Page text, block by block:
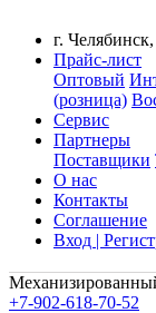
г.
Прайс-лист
Оптовый
(розница)
Сервис
Партнеры
Поставщики
О нас
Контакты
Соглашение
Вход |
+7-902-618-70-52